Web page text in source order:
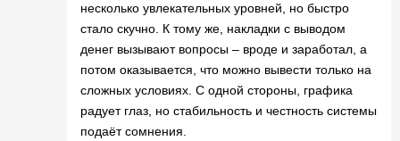
несколько увлекательных уровней, но быстро
стало скучно. К тому же, накладки с выводом
денег вызывают вопросы – вроде и заработал, а
потом оказывается, что можно вывести только на
сложных условиях. С одной стороны, графика
радует глаз, но стабильность и честность системы
подаёт сомнения.